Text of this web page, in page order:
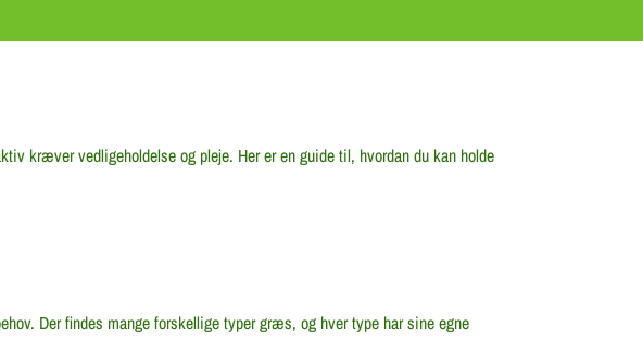
kræver vedligeholdelse og pleje. Her er en guide til, hvordan du kan holde
Der findes mange forskellige typer græs, og hver type har sine egne